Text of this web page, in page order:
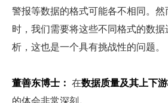
警报等数据的格式可能各不相同。
时，我们需要将这些不同格式的数
析，这也是一个具有挑战性的问题。
董善东博士： 在数据质量及其上下